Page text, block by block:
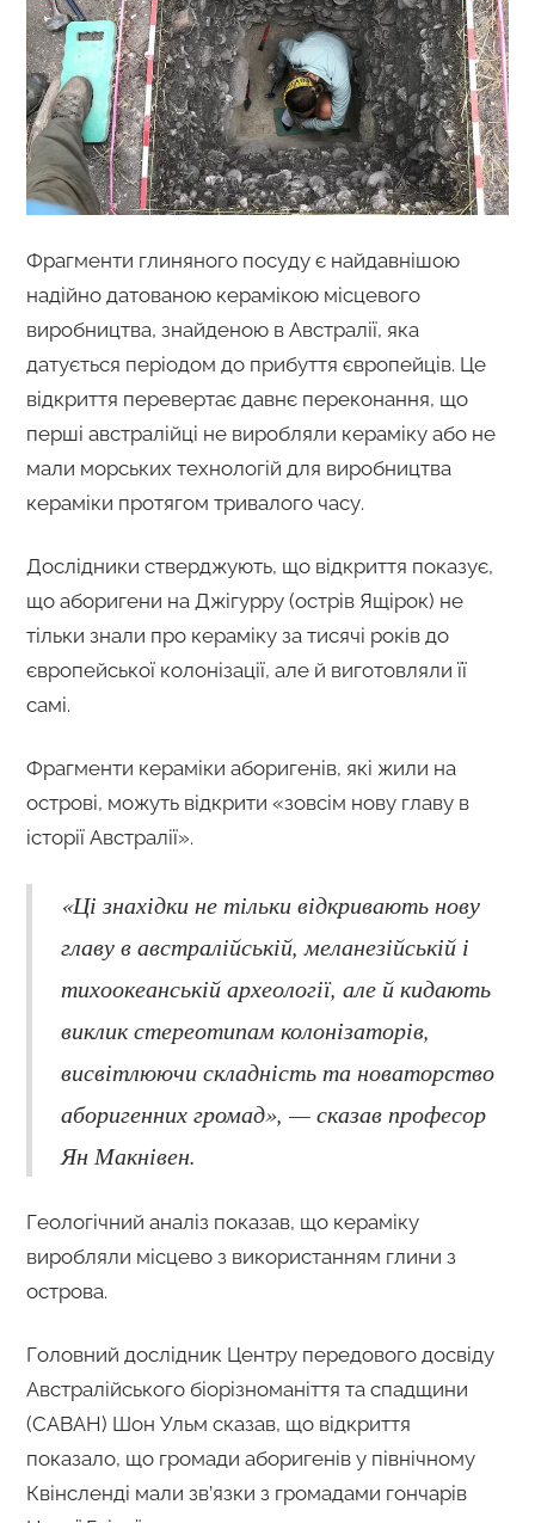
Фрагменти глиняного посуду є найдавнішою
надійно датованою керамікою місцевого
виробництва, знайденою в Австралії, яка
датується періодом до прибуття європейців. Це
відкриття перевертає давнє переконання, що
перші австралійці не виробляли кераміку або не
мали морських технологій для виробництва
кераміки протягом тривалого часу.
Дослідники стверджують, що відкриття показує,
що аборигени на Джігурру (острів Ящірок) не
тільки знали про кераміку за тисячі років до
європейської колонізації, але й виготовляли її
самі.
Фрагменти кераміки аборигенів, які жили на
острові, можуть відкрити «зовсім нову главу в
історії Австралії».
«Ці знахідки не тільки відкривають нову
главу в австралійській, меланезійській і
тихоокеанській археології, але й кидають
виклик стереотипам колонізаторів,
висвітлюючи складність та новаторство
аборигенних громад», — сказав професор
Ян Макнівен.
Геологічний аналіз показав, що кераміку
виробляли місцево з використанням глини з
острова.
Головний дослідник Центру передового досвіду
Австралійського біорізноманіття та спадщини
(CABAH) Шон Ульм сказав, що відкриття
показало, що громади аборигенів у північному
Квінсленді мали зв’язки з громадами гончарів